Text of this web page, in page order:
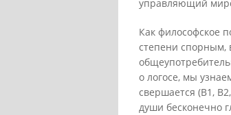
управляющий
Как философское
степени спорным,
о логосе, мы
свершается (В1,
души бесконечно